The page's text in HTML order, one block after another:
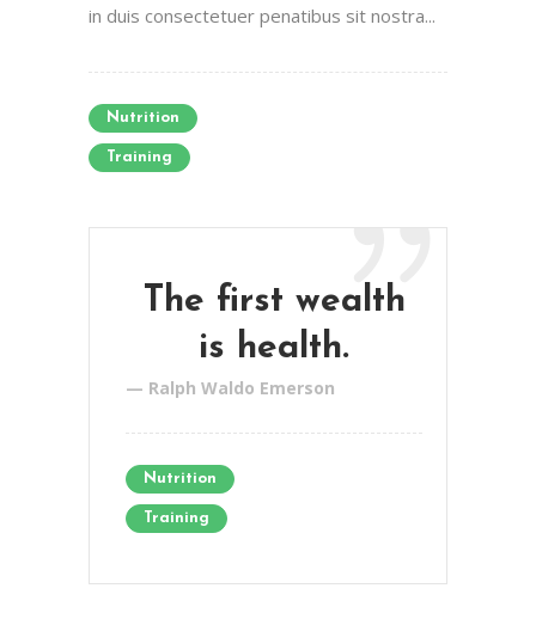
in duis consectetuer penatibus sit nostra...
Nutrition
Training
The first wealth
is health.
— Ralph Waldo Emerson
Nutrition
Training